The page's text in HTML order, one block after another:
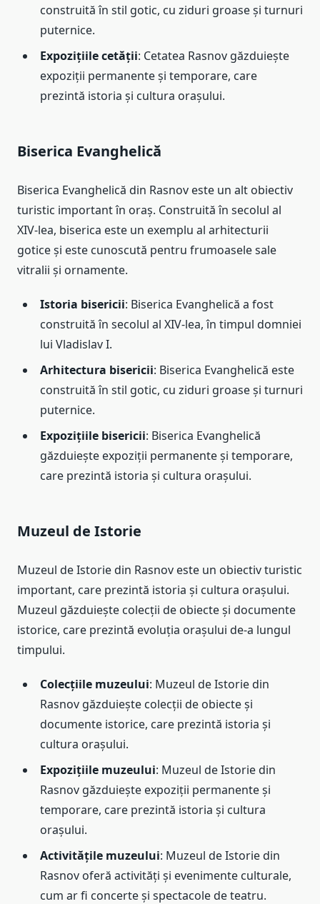
construită în stil gotic, cu ziduri groase și turnuri
puternice.
Expozițiile cetății: Cetatea Rasnov găzduiește
expoziții permanente și temporare, care
prezintă istoria și cultura orașului.
Biserica Evanghelică
Biserica Evanghelică din Rasnov este un alt obiectiv
turistic important în oraș. Construită în secolul al
XIV-lea, biserica este un exemplu al arhitecturii
gotice și este cunoscută pentru frumoasele sale
vitralii și ornamente.
Istoria bisericii: Biserica Evanghelică a fost
construită în secolul al XIV-lea, în timpul domniei
lui Vladislav I.
Arhitectura bisericii: Biserica Evanghelică este
construită în stil gotic, cu ziduri groase și turnuri
puternice.
Expozițiile bisericii: Biserica Evanghelică
găzduiește expoziții permanente și temporare,
care prezintă istoria și cultura orașului.
Muzeul de Istorie
Muzeul de Istorie din Rasnov este un obiectiv turistic
important, care prezintă istoria și cultura orașului.
Muzeul găzduiește colecții de obiecte și documente
istorice, care prezintă evoluția orașului de-a lungul
timpului.
Colecțiile muzeului: Muzeul de Istorie din
Rasnov găzduiește colecții de obiecte și
documente istorice, care prezintă istoria și
cultura orașului.
Expozițiile muzeului: Muzeul de Istorie din
Rasnov găzduiește expoziții permanente și
temporare, care prezintă istoria și cultura
orașului.
Activitățile muzeului: Muzeul de Istorie din
Rasnov oferă activități și evenimente culturale,
cum ar fi concerte și spectacole de teatru.